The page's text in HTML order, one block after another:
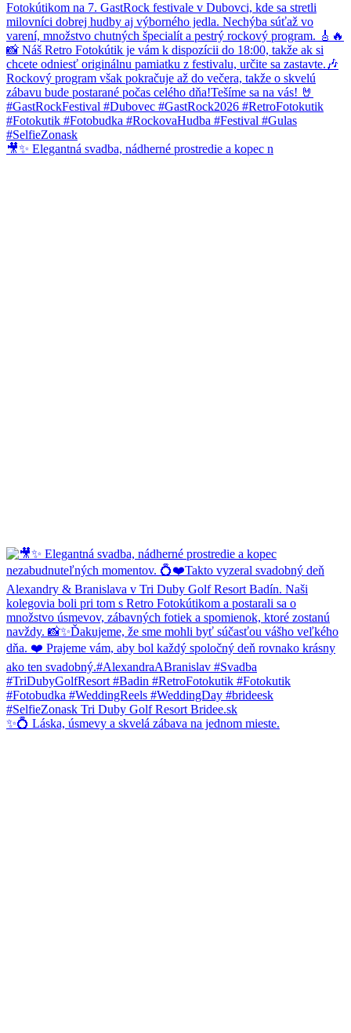
🎥✨ Elegantná svadba, nádherné prostredie a kopec n
✨💍 Láska, úsmevy a skvelá zábava na jednom mieste.